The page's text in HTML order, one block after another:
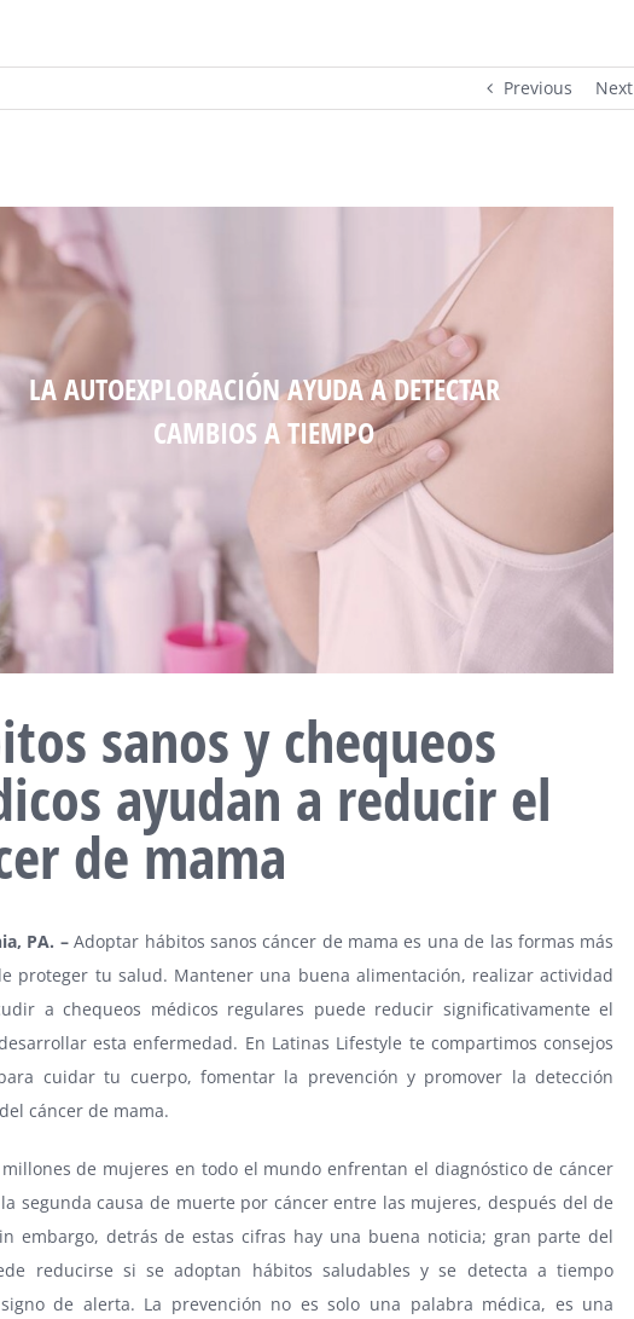
Previous Next
LA AUTOEXPLORACIÓN AYUDA A DETECTAR
CAMBIOS A TIEMPO
sanos y chequeos
ayudan a reducir el
de mama
PA. –Adoptar hábitos sanos cáncer de mama es una de las formas más
proteger tu salud. Mantener una buena alimentación, realizar actividad
a chequeos médicos regulares puede reducir significativamente el
esta enfermedad. En Latinas Lifestyle te compartimos consejos
cuidar tu cuerpo, fomentar la prevención y promover la detección
cáncer de mama.
millones de mujeres en todo el mundo enfrentan el diagnóstico de cáncer
segunda causa de muerte por cáncer entre las mujeres, después del de
embargo, detrás de estas cifras hay una buena noticia; gran parte del
reducirse si se adoptan hábitos saludables y se detecta a tiempo
de alerta. La prevención no es solo una palabra médica, es una